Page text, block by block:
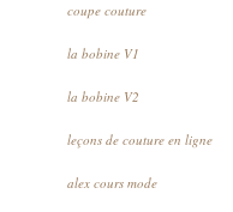
coupe couture
la bobine V1
la bobine V2
leçons de couture en ligne
alex cours mode